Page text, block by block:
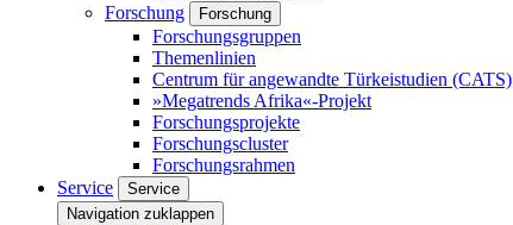
Forschung
Forschung
Forschungsgruppen
Themenlinien
Centrum für angewandte Türkeistudien (CATS)
»Megatrends Afrika«-Projekt
Forschungsprojekte
Forschungscluster
Forschungsrahmen
Service
Service
Navigation zuklappen